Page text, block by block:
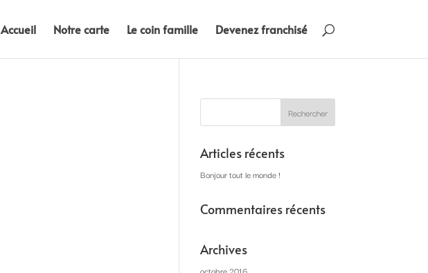
Accueil Notre carte Le coin famille Devenez franchisé
Articles récents
Bonjour tout le monde !
Commentaires récents
Archives